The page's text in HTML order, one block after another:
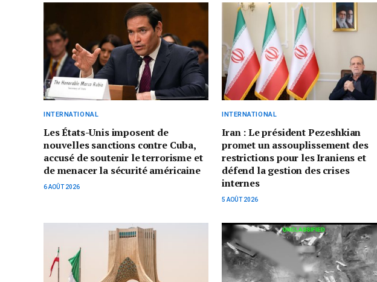
INTERNATIONAL
Les États-Unis imposent de
nouvelles sanctions contre Cuba,
accusé de soutenir le terrorisme et
de menacer la sécurité américaine
6 AOÛT 2026
INTERNATIONAL
Iran : Le président Pezeshkian
promet un assouplissement des
restrictions pour les Iraniens et
défend la gestion des crises
internes
5 AOÛT 2026